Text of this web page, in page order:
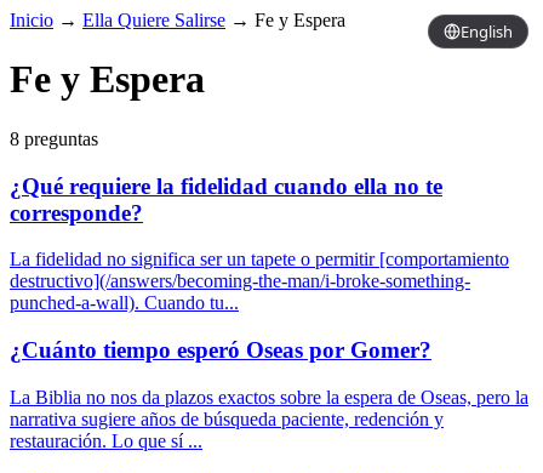
English
Inicio → Ella Quiere Salirse → Fe y Espera
Fe y Espera
8 preguntas
¿Qué requiere la fidelidad cuando ella no te
corresponde?
La fidelidad no significa ser un tapete o permitir [comportamiento
destructivo](/answers/becoming-the-man/i-broke-something-
punched-a-wall). Cuando tu...
¿Cuánto tiempo esperó Oseas por Gomer?
La Biblia no nos da plazos exactos sobre la espera de Oseas, pero la
narrativa sugiere años de búsqueda paciente, redención y
restauración. Lo que sí ...